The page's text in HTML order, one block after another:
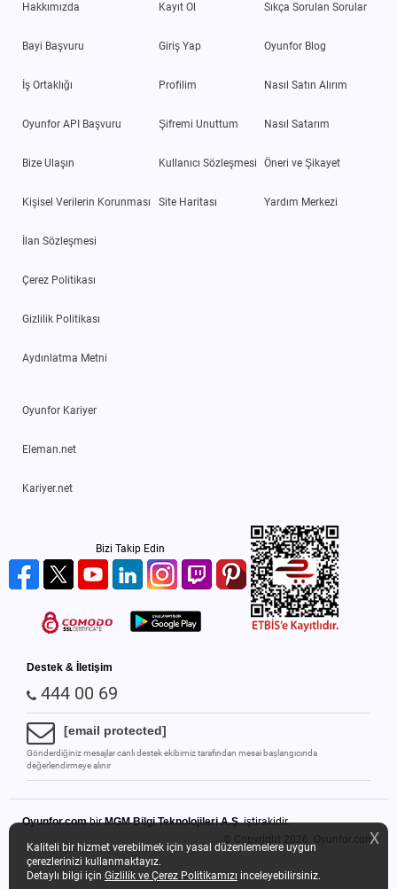
X
Kaliteli bir hizmet verebilmek için yasal düzenlemelere uygun
çerezlerinizi kullanmaktayız.
Detaylı bilgi için Gizlilik ve Çerez Politikamızı inceleyebilirsiniz.
Hakkımızda
Bayi Başvuru
İş Ortaklığı
Oyunfor API Başvuru
Bize Ulaşın
Kişisel Verilerin Korunması
İlan Sözleşmesi
Çerez Politikası
Gizlilik Politikası
Aydınlatma Metni
Kayıt Ol
Giriş Yap
Profilim
Şifremi Unuttum
Kullanıcı Sözleşmesi
Site Haritası
Sıkça Sorulan Sorular
Oyunfor Blog
Nasıl Satın Alırım
Nasıl Satarım
Öneri ve Şikayet
Yardım Merkezi
Oyunfor Kariyer
Eleman.net
Kariyer.net
Bizi Takip Edin
Destek & İletişim
444 00 69
[email protected]
Gönderdiğiniz mesajlar canlı destek ekibimiz tarafından mesai başlangıcında
değerlendirmeye alınır
Oyunfor.combirMGM Bilgi Teknolojileri A.Ş.iştirakidir.
© Copyright 2026.
Oyunfor.com